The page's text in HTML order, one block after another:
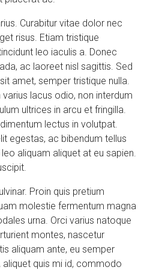
Curabitur vitae dolor nec
risus. Etiam tristique
leo iaculis a. Donec
ac laoreet nisl sagittis. Sed
amet, semper tristique nulla.
lacus odio, non interdum
ultrices in arcu et fringilla.
lectus in volutpat.
egestas, ac bibendum tellus
aliquam aliquet at eu sapien.
Proin quis pretium
molestie fermentum magna
urna. Orci varius natoque
montes, nascetur
aliquam ante, eu semper
aliquet quis mi id, commodo